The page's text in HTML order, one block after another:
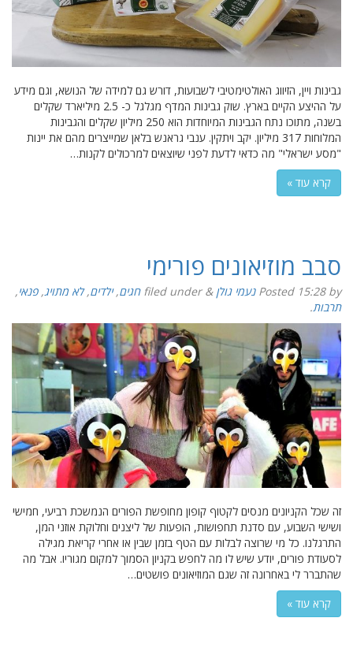
גבינות ויין, הזיווג האולטימטיבי לשבועות, דורש גם למידה של הנושא, וגם מידע
על ההיצע הקיים בארץ. שוק גבינות המדף מגלגל כ- 2.5 מיליארד שקלים
בשנה, מתוכו נתח הגבינות המיוחדות הוא 250 מיליון שקלים והגבינות
המלוחות 317 מיליון. יקב ויתקין. ענבי גראנש בלאן שמייצרים מהם את יינות
"מסע ישראלי" מה כדאי לדעת לפני שיוצאים למרכולים לקנות…
קרא עוד »
סבב מוזיאונים פורימי
Posted 15:28by נעמי גולן &
filed under חגים,ילדים,לא מתויג,פנאי,
תרבות.
זה שכל הקניונים מנסים לקטוף קופון מחופשת הפורים הנמשכת רביעי, חמישי
ושישי השבוע, עם סדנת תחפושות, הופעות של ליצנים וחלוקת אוזני המן,
התרגלנו. כל מי שרוצה לבלות עם הטף בזמן שבין או אחרי קריאת מגילה
לסעודת פורים, יודע שיש לו מה לחפש בקניון הסמוך למקום מגוריו. אבל מה
שהתברר לי באחרונה זה שגם המוזיאונים פושטים…
קרא עוד »